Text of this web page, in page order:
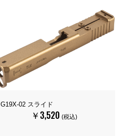
G19X-02 スライド
￥3,520 (税込)